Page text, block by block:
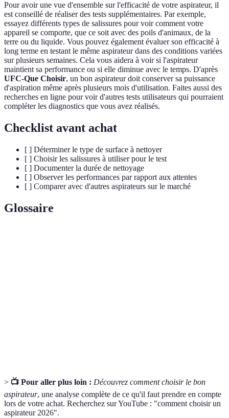
Pour avoir une vue d'ensemble sur l'efficacité de votre aspirateur, il
est conseillé de réaliser des tests supplémentaires. Par exemple,
essayez différents types de salissures pour voir comment votre
appareil se comporte, que ce soit avec des poils d'animaux, de la
terre ou du liquide. Vous pouvez également évaluer son efficacité à
long terme en testant le même aspirateur dans des conditions variées
sur plusieurs semaines. Cela vous aidera à voir si l'aspirateur
maintient sa performance ou si elle diminue avec le temps. D'après
UFC-Que Choisir, un bon aspirateur doit conserver sa puissance
d'aspiration même après plusieurs mois d'utilisation. Faites aussi des
recherches en ligne pour voir d'autres tests utilisateurs qui pourraient
compléter les diagnostics que vous avez réalisés.
Checklist avant achat
[ ] Déterminer le type de surface à nettoyer
[ ] Choisir les salissures à utiliser pour le test
[ ] Documenter la durée de nettoyage
[ ] Observer les performances par rapport aux attentes
[ ] Comparer avec d'autres aspirateurs sur le marché
Glossaire
> 📺 Pour aller plus loin : Découvrez comment choisir le bon
aspirateur, une analyse complète de ce qu'il faut prendre en compte
lors de votre achat. Recherchez sur YouTube : "comment choisir un
aspirateur 2026".